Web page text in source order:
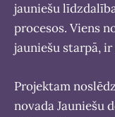
jauniešu
procesos. Viens
jauniešu starpā,
Projektam
novada Jauniešu